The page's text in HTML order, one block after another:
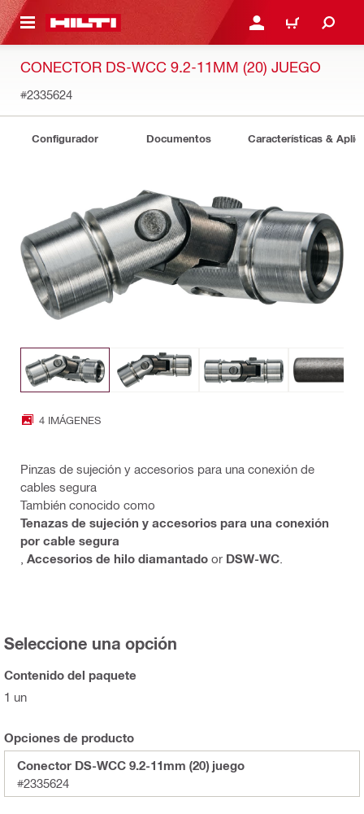
PRINCIPAL INICIE SESIÓN O
CARRITO
CONECTOR DS-WCC 9.2-11MM (20) JUEGO
#2335624
Configurador Documentos Características &
4 IMÁGENES
Pinzas de sujeción y accesorios para una conexión de
cables segura
También conocido como
Tenazas de sujeción y accesorios para una conexión
por cable segura
Accesorios de hilo diamantado or DSW-WC
Seleccione una opción
Contenido del paquete
1 un
Opciones de producto
Conector DS-WCC 9.2-11mm (20) juego
#2335624